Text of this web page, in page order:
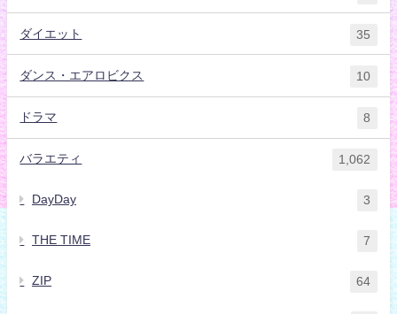
ダイエット 35
ダンス・エアロビクス 10
ドラマ 8
バラエティ 1,062
DayDay 3
THE TIME 7
ZIP 64